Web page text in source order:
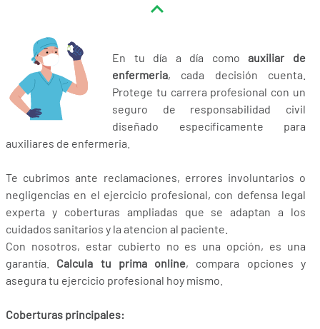
En tu día a día comoauxiliar de
enfermeria, cada decisión cuenta.
Protege tu carrera profesional con un
seguro de responsabilidad civil
diseñado específicamente para
auxiliares de enfermeria.
Te cubrimos ante reclamaciones, errores involuntarios o
negligencias en el ejercicio profesional, con defensa legal
experta y coberturas ampliadas que se adaptan a los
cuidados sanitarios y la atencion al paciente.
Con nosotros, estar cubierto no es una opción, es una
garantía. Calcula tu prima online, compara opciones y
asegura tu ejercicio profesional hoy mismo.
Coberturas principales: